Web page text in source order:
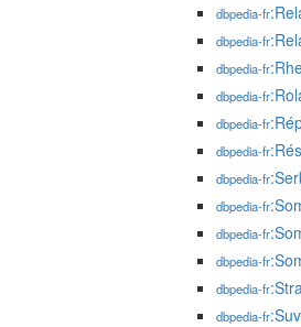
dbpedia-fr
dbpedia-fr
dbpedia-fr
dbpedia-fr
dbpedia-fr
dbpedia-fr
dbpedia-fr
dbpedia-fr
dbpedia-fr
dbpedia-fr
dbpedia-fr
dbpedia-fr